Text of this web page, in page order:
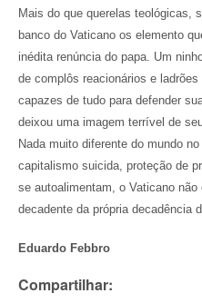
Mais do que querelas teológicas,
banco do Vaticano os elemento
inédita renúncia do papa. Um
de complôs reacionários e
capazes de tudo para defender
deixou uma imagem terrível de
Nada muito diferente do mundo
capitalismo suicida, proteção de
se autoalimentam, o Vaticano
decadente da própria decadência
Eduardo Febbro
Compartilhar: